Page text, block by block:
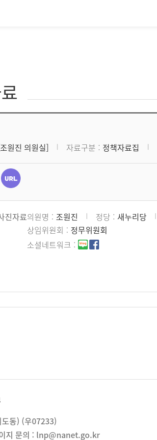
원진 의원실] 자료구분 정책자료집
의원명 조원진 정당 새누리당
상임위원회
정무위원회
소셜네트워크
도동) (우07233)
지 문의 : lnp@nanet.go.kr